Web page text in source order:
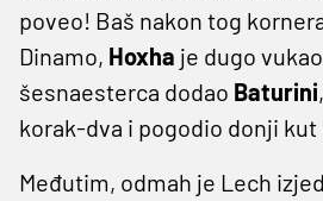
poveo! Baš nakon tog
Dinamo, Hoxha je dugo
šesnaesterca dodao Baturini
korak-dva i pogodio donji kut
Međutim, odmah je Lech